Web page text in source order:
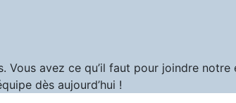
avez ce qu’il faut pour joindre notre
dès aujourd’hui !